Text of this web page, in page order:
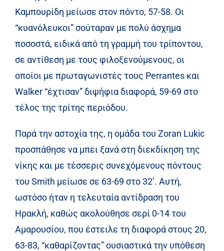
Καμπουρίδη μείωσε στον πόντο, 57-58. Οι
“κυανόλευκοι” σούταραν με πολύ άσχημα
ποσοστά, ειδικά από τη γραμμή του τρίποντου,
σε αντίθεση με τους φιλοξενούμενους, οι
οποίοι με πρωταγωνιστές τους Perrantes και
Walker “έχτισαν” διψήφια διαφορά, 59-69 στο
τέλος της τρίτης περιόδου.
Παρά την αστοχία της, η ομάδα του Zoran Lukic
προσπάθησε να μπει ξανά στη διεκδίκηση της
νίκης και με τέσσερις συνεχόμενους πόντους
του Smith μείωσε σε 63-69 στο 32’. Αυτή,
ωστόσο ήταν η τελευταία αντίδραση του
Ηρακλή, καθώς ακολούθησε σερί 0-14 του
Αμαρουσίου, που έστειλε τη διαφορά στους 20,
63-83, “καθαρίζοντας” ουσιαστικά την υπόθεση